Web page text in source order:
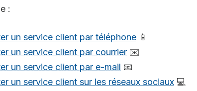
:
un service client par téléphone 📱
un service client par courrier ✉️
un service client par e-mail 📧
un service client sur les réseaux sociaux 💻